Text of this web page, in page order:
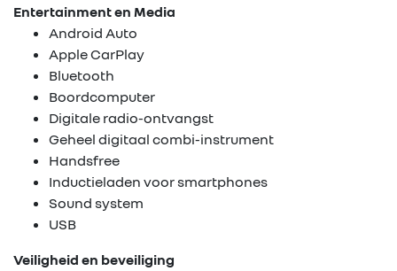
Entertainment en Media
Android Auto
Apple CarPlay
Bluetooth
Boordcomputer
Digitale radio-ontvangst
Geheel digitaal combi-instrument
Handsfree
Inductieladen voor smartphones
Sound system
USB
Veiligheid en beveiliging